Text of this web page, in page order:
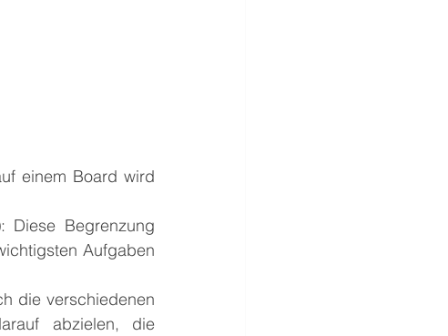
einem Board wird
: Diese Begrenzung
Aufgaben
die verschiedenen
abzielen, die